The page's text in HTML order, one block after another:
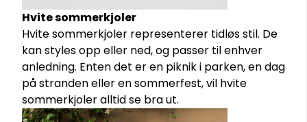
Hvite sommerkjoler
Hvite sommerkjoler representerer tidløs stil. De
kan styles opp eller ned, og passer til enhver
anledning. Enten det er en piknik i parken, en dag
på stranden eller en sommerfest, vil hvite
sommerkjoler alltid se bra ut.